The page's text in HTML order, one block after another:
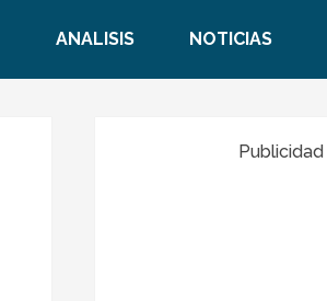
ANALISIS NOTICIAS
Publicidad